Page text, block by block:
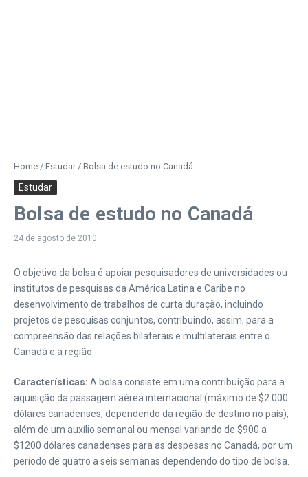
Home / Estudar / Bolsa de estudo no Canadá
Estudar
Bolsa de estudo no Canadá
24 de agosto de 2010
O objetivo da bolsa é apoiar pesquisadores de universidades ou
institutos de pesquisas da América Latina e Caribe no
desenvolvimento de trabalhos de curta duração, incluindo
projetos de pesquisas conjuntos, contribuindo, assim, para a
compreensão das relações bilaterais e multilaterais entre o
Canadá e a região.
Características: A bolsa consiste em uma contribuição para a
aquisição da passagem aérea internacional (máximo de $2.000
dólares canadenses, dependendo da região de destino no país),
além de um auxílio semanal ou mensal variando de $900 a
$1200 dólares canadenses para as despesas no Canadá, por um
período de quatro a seis semanas dependendo do tipo de bolsa.